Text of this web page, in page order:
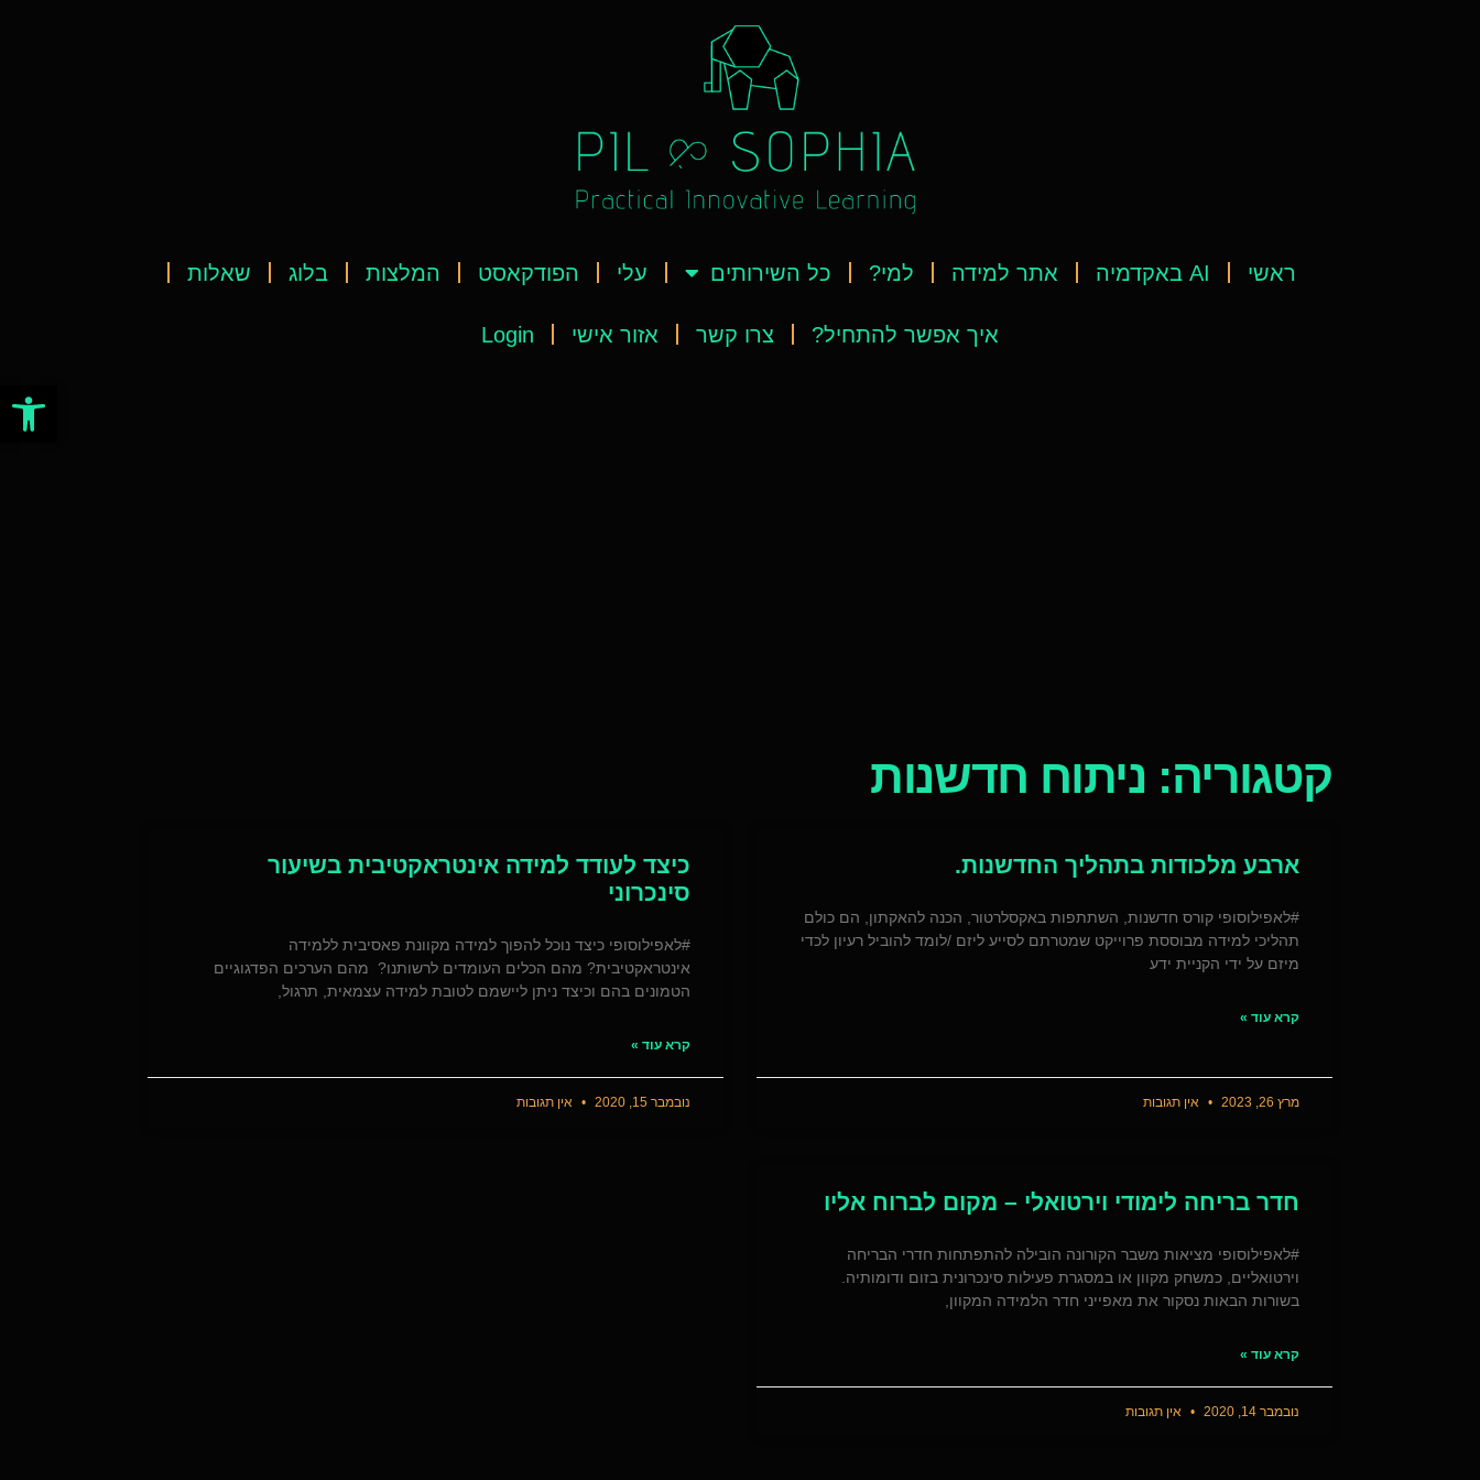
פתח
ראשי AI באקדמיה אתר למידה למי? כל השירותים עלי הפודקאסט המלצות בלוג שאלות
איך אפשר להתחיל? צרו קשר אזור אישי Login
קטגוריה: ניתוח חדשנות
ארבע מלכודות בתהליך החדשנות.
#לאפילוסופי קורס חדשנות, השתתפות באקסלרטור, הכנה להאקתון, הם כולם
תהליכי למידה מבוססת פרוייקט שמטרתם לסייע ליזם /לומד להוביל רעיון לכדי
מיזם על ידי הקניית ידע
קרא עוד »
מרץ 26, 2023 אין תגובות
כיצד לעודד למידה אינטראקטיבית בשיעור
סינכרוני
#לאפילוסופי כיצד נוכל להפוך למידה מקוונת פאסיבית ללמידה
אינטראקטיבית? מהם הכלים העומדים לרשותנו? מהם הערכים הפדגוגיים
הטמונים בהם וכיצד ניתן ליישמם לטובת למידה עצמאית, תרגול,
קרא עוד »
נובמבר 15, 2020 אין תגובות
חדר בריחה לימודי וירטואלי – מקום לברוח אליו
#לאפילוסופי מציאות משבר הקורונה הובילה להתפתחות חדרי הבריחה
וירטואליים, כמשחק מקוון או במסגרת פעילות סינכרונית בזום ודומותיה.
בשורות הבאות נסקור את מאפייני חדר הלמידה המקוון,
קרא עוד »
נובמבר 14, 2020 אין תגובות